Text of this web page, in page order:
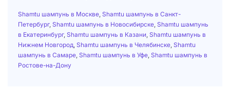
Shamtu шампунь в Москве Shamtu шампунь в Санкт-
Петербург, Shamtu шампунь в Новосибирске Shamtu шампунь
в Екатеринбург, Shamtu шампунь в Казани Shamtu шампунь в
Нижнем Новгород Shamtu шампунь в Челябинске Shamtu
шампунь в Самаре Shamtu шампунь в Уфе Shamtu шампунь в
Ростове-на-Дону